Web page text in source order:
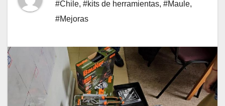
#Chile, #kits de herramientas, #Maule,
#Mejoras